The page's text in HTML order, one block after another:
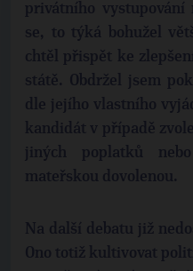
privátního vystupování
se, to týká bohužel
chtěl přispět ke
státě. Obdržel jsem
dle jejího vlastního
kandidát v případě
jiných poplatků
mateřskou dovolenou.
Na další debatu již
Ono totiž kultivovat